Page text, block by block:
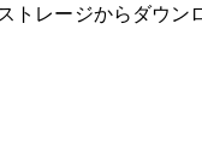
トレージからダウン